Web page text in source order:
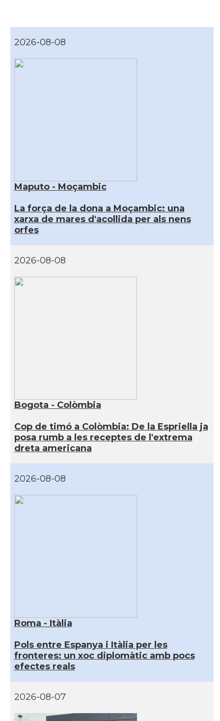
2026-08-08
Maputo - Moçambic
La força de la dona a Moçambic: una
xarxa de mares d'acollida per als nens
orfes
2026-08-08
Bogota - Colòmbia
Cop de timó a Colòmbia: De la Espriella ja
posa rumb a les receptes de l'extrema
dreta americana
2026-08-08
Roma - Itàlia
Pols entre Espanya i Itàlia per les
fronteres: un xoc diplomàtic amb pocs
efectes reals
2026-08-07